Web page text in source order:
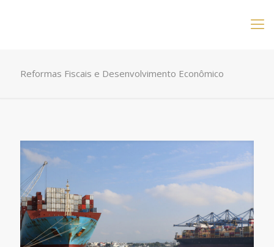
Reformas Fiscais e Desenvolvimento Econômico